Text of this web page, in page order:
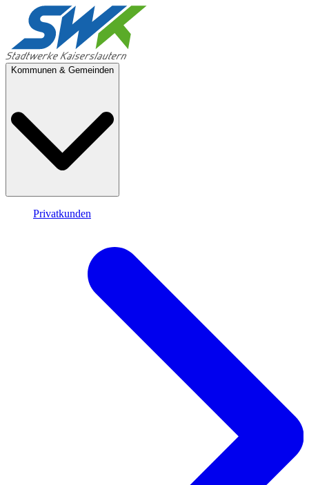
Kommunen & Gemeinden
Privatkunden